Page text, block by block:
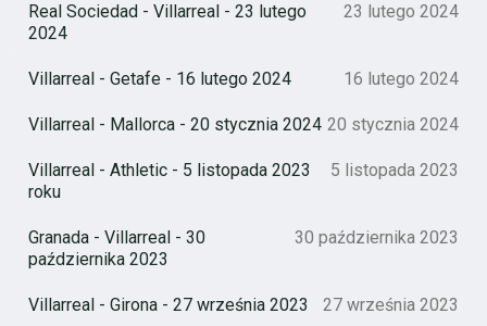
Real Sociedad - Villarreal - 23 lutego
2024
23 lutego 2024
Villarreal - Getafe - 16 lutego 2024 16 lutego 2024
Villarreal - Mallorca - 20 stycznia 2024 20 stycznia 2024
Villarreal - Athletic - 5 listopada 2023
roku
5 listopada 2023
Granada - Villarreal - 30
października 2023
30 października 2023
Villarreal - Girona - 27 września 2023 27 września 2023